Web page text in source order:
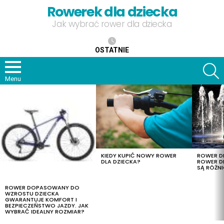
Rowerek dla dziecka
Jak wybrać rower dla dziecka
OSTATNIE
Menu
ROWER DOPASOWANY DO
WZROSTU DZIECKA
GWARANTUJE KOMFORT I
BEZPIECZEŃSTWO JAZDY. JAK
WYBRAĆ IDEALNY ROZMIAR?
KIEDY KUPIĆ NOWY ROWER
DLA DZIECKA?
ROWER
ROWER
SĄ